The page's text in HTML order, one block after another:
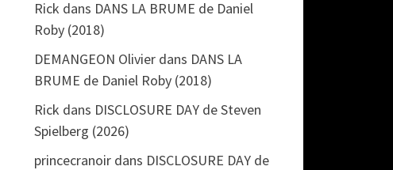
Rick dans DANS LA BRUME de Daniel
Roby (2018)
DEMANGEON Olivier dans DANS LA
BRUME de Daniel Roby (2018)
Rick dans DISCLOSURE DAY de Steven
Spielberg (2026)
princecranoir dans DISCLOSURE DAY de